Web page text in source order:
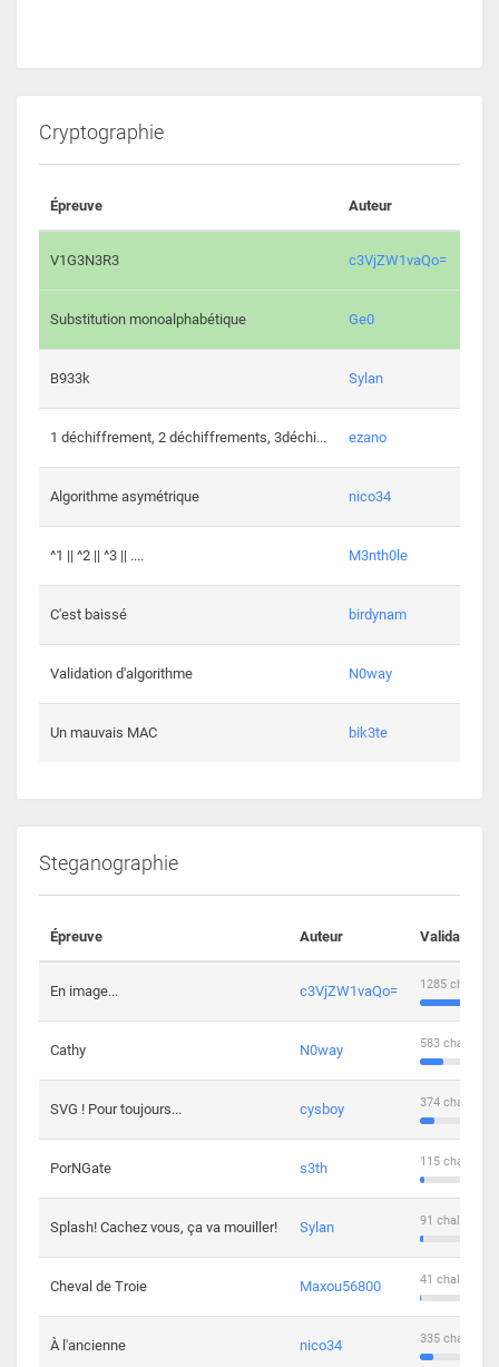
Cryptographie
Épreuve Auteur
V1G3N3R3 c3VjZW1vaQo=
Substitution monoalphabétique Ge0
B933k Sylan
1 déchiffrement, 2 déchiffrements, 3déchi... ezano
Algorithme asymétrique nico34
^1 || ^2 || ^3 || .... M3nth0le
C'est baissé birdynam
Validation d'algorithme N0way
Un mauvais MAC bik3te
Steganographie
Épreuve Auteur Validations
En image... c3VjZW1vaQo= 1285
Cathy N0way 583
SVG ! Pour toujours... cysboy 374
PorNGate s3th 115
Splash! Cachez vous, ça va mouiller! Sylan 91
Cheval de Troie Maxou56800 41
À l'ancienne nico34 335